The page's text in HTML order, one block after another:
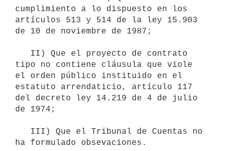
cumplimiento a lo dispuesto en los
artículos 513 y 514 de la ley 15.903
de 10 de noviembre de 1987;
tipo no contiene cláusula que viole
el orden público instituido en el
estatuto arrendaticio, artículo 117
del decreto ley 14.219 de 4 de julio
de 1974;
ha formulado obsevaciones.